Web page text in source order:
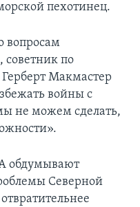
пехотинец.
вопросам
советник по
Макмастер
войны с
не можем сделать,
обдумывают
Северной